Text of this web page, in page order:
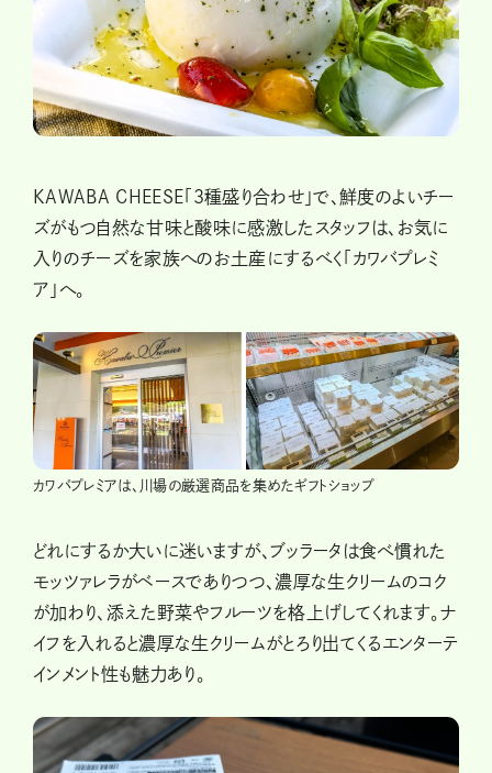
KAWABA CHEESE「3種盛り合わせ」で、鮮度のよいチー
ズがもつ自然な甘味と酸味に感激したスタッフは、お気に
入りのチーズを家族へのお土産にするべく「カワバプレミ
ア」へ。
カワバプレミアは、川場の厳選商品を集めたギフトショップ
どれにするか大いに迷いますが、ブッラータは食べ慣れた
モッツァレラがベースでありつつ、濃厚な生クリームのコク
が加わり、添えた野菜やフルーツを格上げしてくれます。ナ
イフを入れると濃厚な生クリームがとろり出てくるエンターテ
インメント性も魅力あり。